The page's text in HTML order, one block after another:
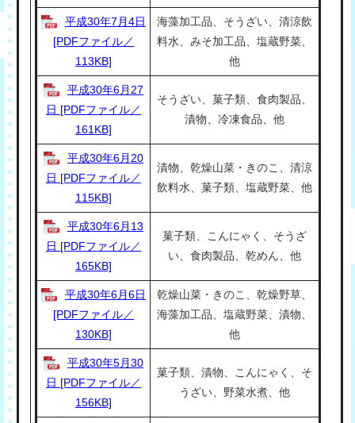
平成30年7月4日
[PDFファイル／
113KB]
海藻加工品、そうざい、清涼飲
料水、みそ加工品、塩蔵野菜、
他
平成30年6月27
日 [PDFファイル／
161KB]
そうざい、菓子類、食肉製品、
漬物、冷凍食品、他
平成30年6月20
日 [PDFファイル／
115KB]
漬物、乾燥山菜・きのこ、清涼
飲料水、菓子類、塩蔵野菜、他
平成30年6月13
日 [PDFファイル／
165KB]
菓子類、こんにゃく、そうざ
い、食肉製品、乾めん、他
平成30年6月6日
[PDFファイル／
130KB]
乾燥山菜・きのこ、乾燥野草、
海藻加工品、塩蔵野菜、漬物、
他
平成30年5月30
日 [PDFファイル／
156KB]
菓子類、漬物、こんにゃく、そ
うざい、野菜水煮、他